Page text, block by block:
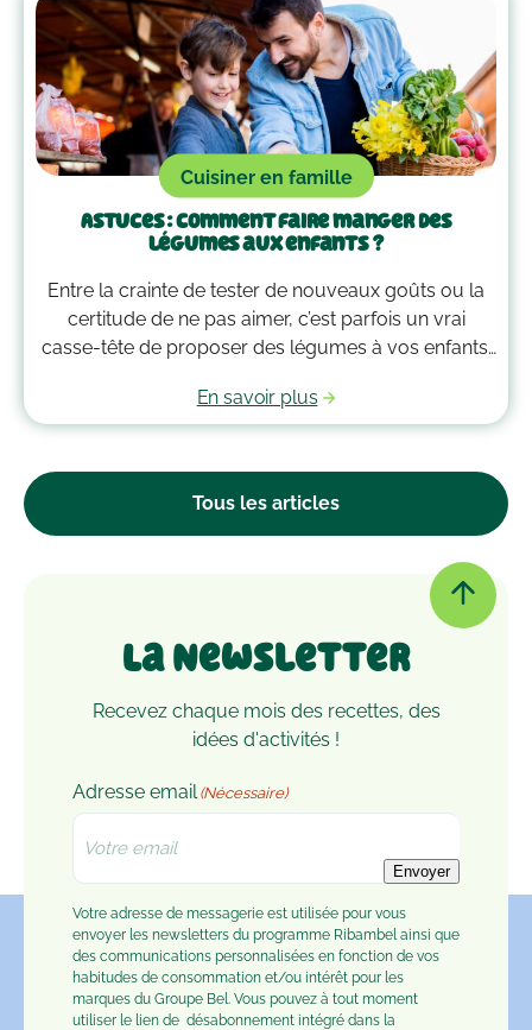
Tous les articles
Cuisiner en famille
Astuces : comment faire manger des
légumes aux enfants ?
Entre la crainte de tester de nouveaux goûts ou la
certitude de ne pas aimer, c’est parfois un vrai
casse-tête de proposer des légumes à vos enfants.
vous aideront à leur en faire manger facilement.
En savoir plus
La Newsletter
Recevez chaque mois des recettes, des
idées d'activités !
Adresse email (Nécessaire)
Envoyer
Votre adresse de messagerie est utilisée pour vous
envoyer les newsletters du programme Ribambel ainsi que
des communications personnalisées en fonction de vos
habitudes de consommation et/ou intérêt pour les
marques du Groupe Bel. Vous pouvez à tout moment
utiliser le lien de désabonnement intégré dans la